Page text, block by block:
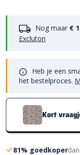
Nog maar €
Excluton
Heb je een
het bestelproces.
Kort
81% goedkoper